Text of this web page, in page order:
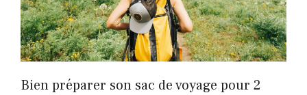
Bien préparer son sac de voyage pour 2